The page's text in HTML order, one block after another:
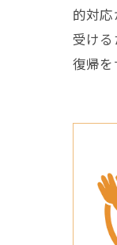
的対
受け
復帰を